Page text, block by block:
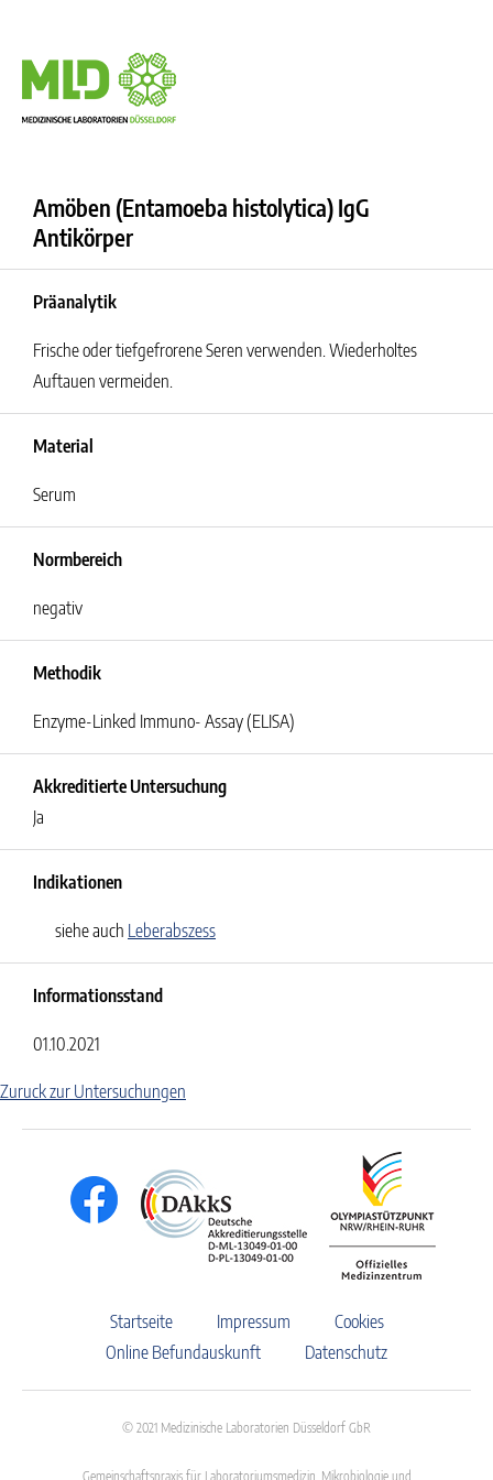
Amöben (Entamoeba histolytica) IgG
Antikörper
Präanalytik
Frische oder tiefgefrorene Seren verwenden. Wiederholtes
Auftauen vermeiden.
Material
Serum
Normbereich
negativ
Methodik
Enzyme-Linked Immuno- Assay (ELISA)
Akkreditierte Untersuchung
Ja
Indikationen
siehe auch Leberabszess
Informationsstand
01.10.2021
Zuruck zur Untersuchungen
Startseite Impressum
Cookies
Online Befundauskunft
Datenschutz
© 2021 Medizinische Laboratorien Düsseldorf GbR
Gemeinschaftspraxis für Laboratoriumsmedizin, Mikrobiologie und